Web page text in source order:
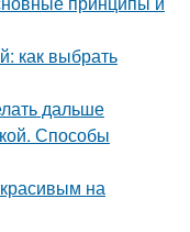
как выбрать
дальше
Способы
на